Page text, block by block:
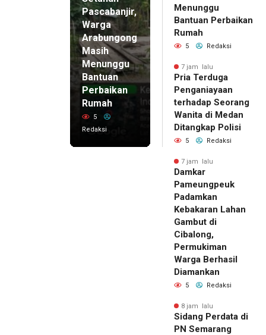
Pascabanjir,
Warga
Arabungong
Masih
Menunggu
Bantuan
Perbaikan
Rumah
5
Redaksi
Menunggu
Bantuan Perbaikan
Rumah
5 Redaksi
7 jam lalu
Pria Terduga
Penganiayaan
terhadap Seorang
Wanita di Medan
Ditangkap Polisi
5 Redaksi
7 jam lalu
Damkar
Pameungpeuk
Padamkan
Kebakaran Lahan
Gambut di
Cibalong,
Permukiman
Warga Berhasil
Diamankan
5 Redaksi
8 jam lalu
Sidang Perdata di
PN Semarang